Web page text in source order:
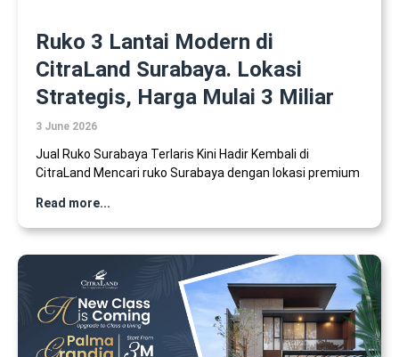
Ruko 3 Lantai Modern di
CitraLand Surabaya. Lokasi
Strategis, Harga Mulai 3 Miliar
3 June 2026
Jual Ruko Surabaya Terlaris Kini Hadir Kembali di
CitraLand Mencari ruko Surabaya dengan lokasi premium
Read more...